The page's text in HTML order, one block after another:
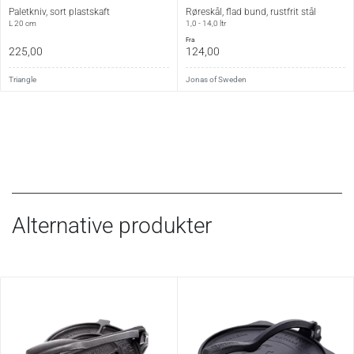
Paletkniv, sort plastskaft
L 20 cm
225,00
Triangle
Røreskål, flad bund, rustfrit stål
1,0 - 14,0 ltr
fra
124,00
Jonas of Sweden
Alternative produkter